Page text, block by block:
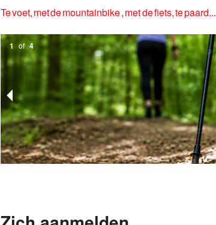
Te voet, met de mountainbike , met de fiets, te paard...
1 of 4